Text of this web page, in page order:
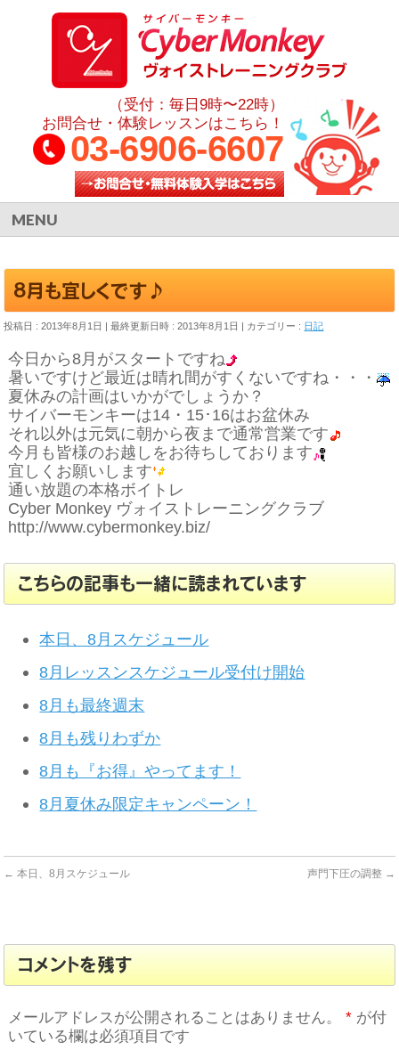
（受付：毎日9時〜22時）
お問合せ・体験レッスンはこちら！
03-6906-6607
MENU
8月も宜しくです♪
投稿日 : 2013年8月1日 最終更新日時 : 2013年8月1日 カテゴリー : 日記
今日から8月がスタートですね
暑いですけど最近は晴れ間がすくないですね・・・
夏休みの計画はいかがでしょうか？
サイバーモンキーは14・15･16はお盆休み
それ以外は元気に朝から夜まで通常営業です
今月も皆様のお越しをお待ちしております
宜しくお願いします
通い放題の本格ボイトレ
Cyber Monkey ヴォイストレーニングクラブ
http://www.cybermonkey.biz/
こちらの記事も一緒に読まれています
本日、8月スケジュール
8月レッスンスケジュール受付け開始
8月も最終週末
8月も残りわずか
8月も『お得』やってます！
8月夏休み限定キャンペーン！
← 本日、8月スケジュール 声門下圧の調整 →
コメントを残す
メールアドレスが公開されることはありません。 * が付
いている欄は必須項目です